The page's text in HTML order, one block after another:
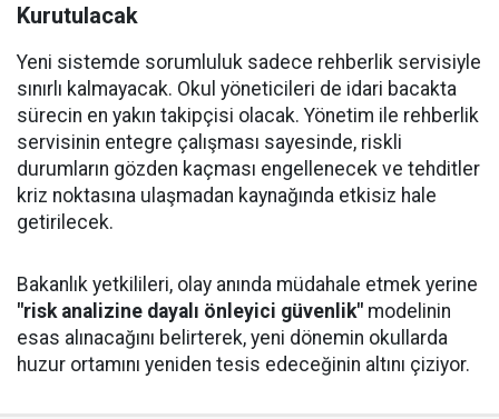
Kurutulacak
Yeni sistemde sorumluluk sadece rehberlik servisiyle
sınırlı kalmayacak. Okul yöneticileri de idari bacakta
sürecin en yakın takipçisi olacak. Yönetim ile rehberlik
servisinin entegre çalışması sayesinde, riskli
durumların gözden kaçması engellenecek ve tehditler
kriz noktasına ulaşmadan kaynağında etkisiz hale
getirilecek.
Bakanlık yetkilileri, olay anında müdahale etmek yerine
"risk analizine dayalı önleyici güvenlik" modelinin
esas alınacağını belirterek, yeni dönemin okullarda
huzur ortamını yeniden tesis edeceğinin altını çiziyor.